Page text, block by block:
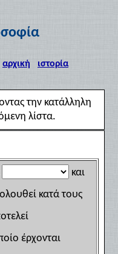
αρχική ιστορία
την κατάλληλη
λίστα.
και
κατά τους
έρχονται